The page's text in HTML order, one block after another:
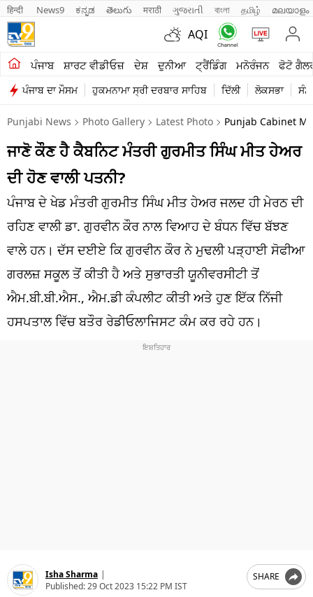
हिन्दी News9 ಕನ್ನಡ తెలుగు मराठी ગુજરાતી বাংলা தமிழ் മലയാളം
AQI
ਪੰਜਾਬ ਸ਼ਾਰਟ ਵੀਡੀਓਜ਼ ਦੇਸ਼ ਦੁਨੀਆ ਟ੍ਰੈਂਡਿੰਗ ਮਨੋਰੰਜਨ ਫੋਟੋ
ਪੰਜਾਬ ਦਾ ਮੌਸਮ ਹੁਕਮਨਾਮਾ ਸ੍ਰੀ ਦਰਬਾਰ ਸਾਹਿਬ ਦਿੱਲੀ ਲੋਕਸਭਾ
ਖੇਤੀਬਾੜੀ
ਸ਼ਾਰਟ ਵੀਡੀਓਜ਼
ਕਾਰੋਬਾਰ
ਕਰਿਅਰ
ਦੇਸ਼
ਲਾਈਫ ਸਟਾਈਲ
ਪੰਜਾਬ
ਧਰਮ
Punjabi News Photo Gallery Latest Photo Punjab Cabinet
ਜਾਣੋ ਕੌਣ ਹੈ ਕੈਬਨਿਟ ਮੰਤਰੀ ਗੁਰਮੀਤ ਸਿੰਘ ਮੀਤ ਹੇਅਰ
ਦੀ ਹੋਣ ਵਾਲੀ ਪਤਨੀ?
ਪੰਜਾਬ ਦੇ ਖੇਡ ਮੰਤਰੀ ਗੁਰਮੀਤ ਸਿੰਘ ਮੀਤ ਹੇਅਰ ਜਲਦ ਹੀ ਮੇਰਠ ਦੀ
ਰਹਿਣ ਵਾਲੀ ਡਾ. ਗੁਰਵੀਨ ਕੌਰ ਨਾਲ ਵਿਆਹ ਦੇ ਬੰਧਨ ਵਿੱਚ ਬੱਝਣ
ਵਾਲੇ ਹਨ। ਦੱਸ ਦਈਏ ਕਿ ਗੁਰਵੀਨ ਕੌਰ ਨੇ ਮੁਢਲੀ ਪੜ੍ਹਾਈ ਸੋਫੀਆ
ਗਰਲਜ਼ ਸਕੂਲ ਤੋਂ ਕੀਤੀ ਹੈ ਅਤੇ ਸੁਭਾਰਤੀ ਯੂਨੀਵਰਸੀਟੀ ਤੋਂ
ਐਮ.ਬੀ.ਬੀ.ਐਸ., ਐਮ.ਡੀ ਕੰਪਲੀਟ ਕੀਤੀ ਅਤੇ ਹੁਣ ਇੱਕ ਨਿੱਜੀ
ਹਸਪਤਾਲ ਵਿੱਚ ਬਤੌਰ ਰੇਡੀਓਲਾਜਿਸਟ ਕੰਮ ਕਰ ਰਹੇ ਹਨ।
Isha Sharma |
Published:29 Oct 2023 15:22 PM IST
SHARE